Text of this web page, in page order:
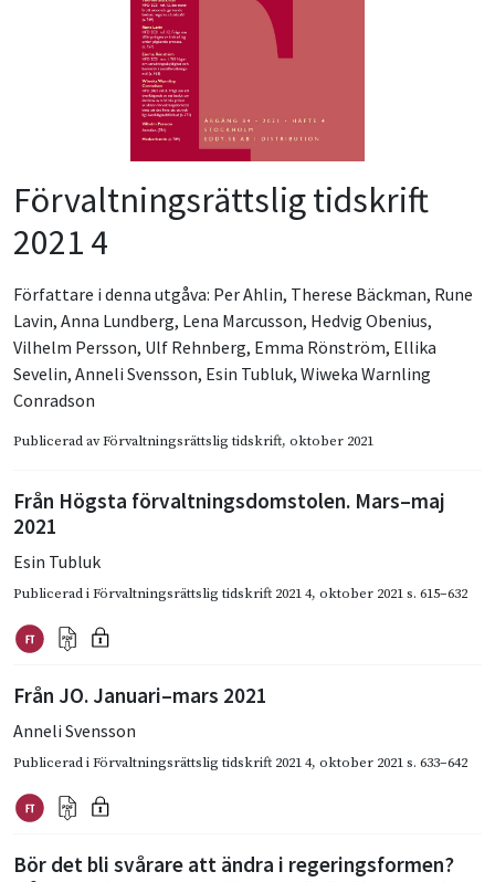
Förvaltningsrättslig tidskrift
2021 4
Författare i denna utgåva: Per Ahlin, Therese Bäckman, Rune
Lavin, Anna Lundberg, Lena Marcusson, Hedvig Obenius,
Vilhelm Persson, Ulf Rehnberg, Emma Rönström, Ellika
Sevelin, Anneli Svensson, Esin Tubluk, Wiweka Warnling
Conradson
Publicerad avFörvaltningsrättslig tidskrift, oktober 2021
Från Högsta förvaltningsdomstolen. Mars–maj
2021
Esin Tubluk
Publicerad iFörvaltningsrättslig tidskrift 2021 4, oktober 2021s. 615–632
Från JO. Januari–mars 2021
Anneli Svensson
Publicerad iFörvaltningsrättslig tidskrift 2021 4, oktober 2021s. 633–642
Bör det bli svårare att ändra i regeringsformen?